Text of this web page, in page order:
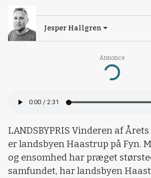
Annonce
Loading...
Jesper Hallgren
LANDSBYPRIS Vinderen af
er landsbyen Haastrup på Fyn.
og ensomhed har præget
samfundet, har landsbyen